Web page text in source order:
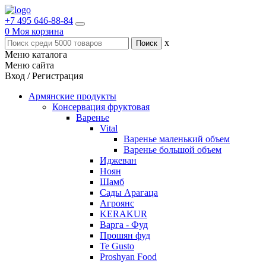
+7 495 646-88-84
0 Моя корзина
x
Меню каталога
Меню сайта
Вход / Регистрация
Армянские продукты
Консервация фруктовая
Варенье
Vital
Варенье маленький объем
Варенье большой объем
Иджеван
Ноян
Шамб
Сады Арагаца
Агроянс
KERAKUR
Варга - Фуд
Прошян фуд
Te Gusto
Proshyan Food